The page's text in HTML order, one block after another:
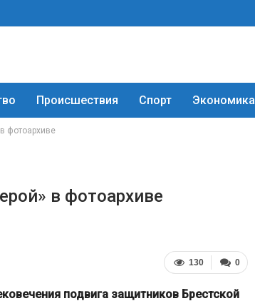
Происшествия Спорт Экономика
фотоархиве
в фотоархиве
0
130
подвига защитников Брестской